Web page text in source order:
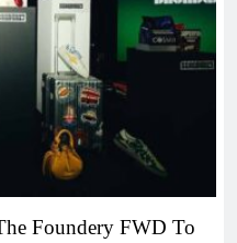
Foundery FWD To